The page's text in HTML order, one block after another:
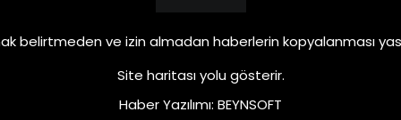
belirtmeden ve izin almadan haberlerin kopyalanması
Site haritasıyolu gösterir.
Haber Yazılımı: BEYNSOFT